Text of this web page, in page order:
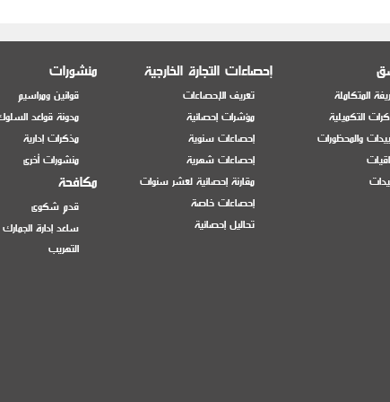
المتكاملة
التكميلية
والمحظورات
إحصاءات التجارة الخارجية
تعريف الإحصاءات
مؤشرات إحصائية
إحصاءات سنوية
إحصاءات شهرية
مقارنة إحصائية لعشر سنوات
إحصاءات خاصة
تحاليل إحصائية
منشورات
قوانين ومراسيم
مدونة قواعد
مذكرات إدارية
منشورات أخرى
مكافحة
قدم شكوى
ساعد إدارة
التهريب